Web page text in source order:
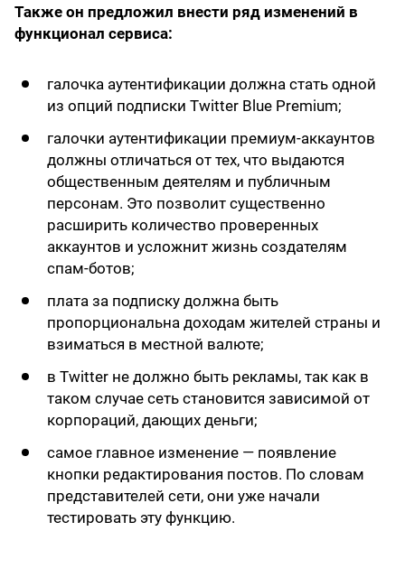
Также он предложил внести ряд изменений в
функционал сервиса:
галочка аутентификации должна стать одной
из опций подписки Twitter Blue Premium;
галочки аутентификации премиум-аккаунтов
должны отличаться от тех, что выдаются
общественным деятелям и публичным
персонам. Это позволит существенно
расширить количество проверенных
аккаунтов и усложнит жизнь создателям
спам-ботов;
плата за подписку должна быть
пропорциональна доходам жителей страны и
взиматься в местной валюте;
в Twitter не должно быть рекламы, так как в
таком случае сеть становится зависимой от
корпораций, дающих деньги;
самое главное изменение — появление
кнопки редактирования постов. По словам
представителей сети, они уже начали
тестировать эту функцию.